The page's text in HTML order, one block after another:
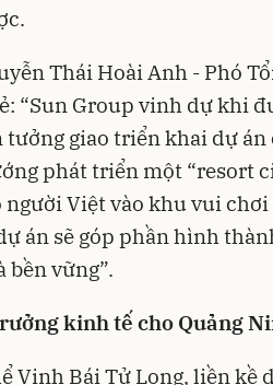
Thái Hoài Anh - Phó
“Sun Group vinh dự khi
giao triển khai dự án
phát triển một “resort
Việt vào khu vui
án sẽ góp phần hình
bền vững”.
kinh tế cho Quảng
Vịnh Bái Tử Long, liền kề